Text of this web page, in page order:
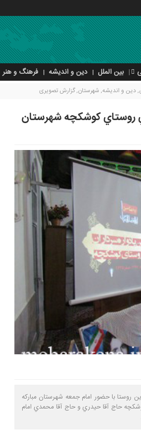
بین الملل دین و اندیشه فرهنگ و هنر
,دین و اندیشه, شهرستان,گزارش تصویری
روستاي کوشکچه شهرستان
با حضور امام جمعه شهرستان مبارکه
حاج آقا حيدري و حاج آقا محمدي امام